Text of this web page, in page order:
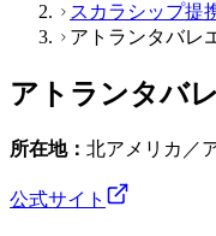
スカラシップ提
アトランタバレ
アトランタバ
所在地： 北アメリカ／
公式サイト